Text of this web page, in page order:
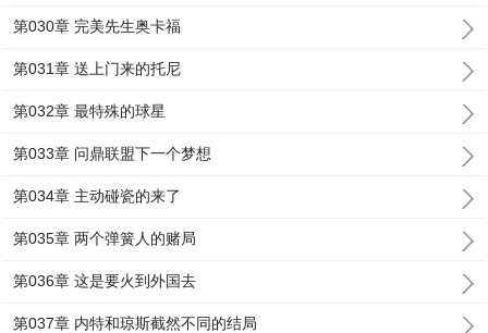
第030章 完美先生奥卡福
第031章 送上门来的托尼
第032章 最特殊的球星
第033章 问鼎联盟下一个梦想
第034章 主动碰瓷的来了
第035章 两个弹簧人的赌局
第036章 这是要火到外国去
第037章 内特和琼斯截然不同的结局